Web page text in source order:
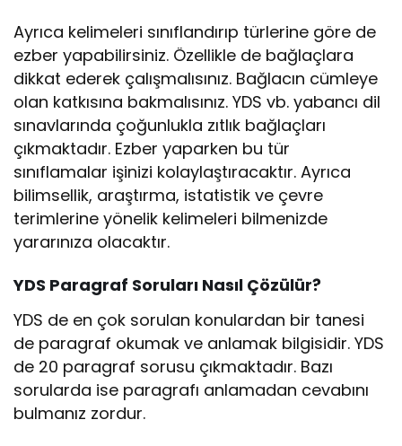
Ayrıca kelimeleri sınıflandırıp türlerine göre de
ezber yapabilirsiniz. Özellikle de bağlaçlara
dikkat ederek çalışmalısınız. Bağlacın cümleye
olan katkısına bakmalısınız. YDS vb. yabancı dil
sınavlarında çoğunlukla zıtlık bağlaçları
çıkmaktadır. Ezber yaparken bu tür
sınıflamalar işinizi kolaylaştıracaktır. Ayrıca
bilimsellik, araştırma, istatistik ve çevre
terimlerine yönelik kelimeleri bilmenizde
yararınıza olacaktır.
YDS Paragraf Soruları Nasıl Çözülür?
YDS de en çok sorulan konulardan bir tanesi
de paragraf okumak ve anlamak bilgisidir. YDS
de 20 paragraf sorusu çıkmaktadır. Bazı
sorularda ise paragrafı anlamadan cevabını
bulmanız zordur.